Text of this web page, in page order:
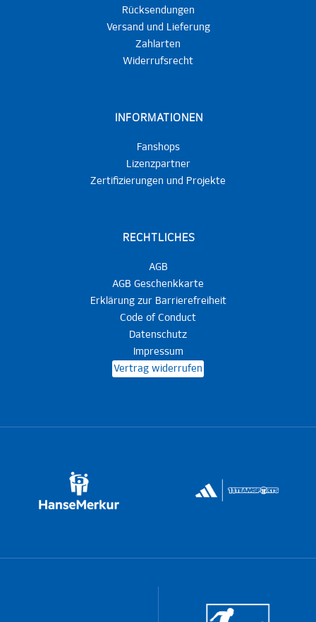
Rücksendungen
Versand und Lieferung
Zahlarten
Widerrufsrecht
INFORMATIONEN
Fanshops
Lizenzpartner
Zertifizierungen und Projekte
RECHTLICHES
AGB
AGB Geschenkkarte
Erklärung zur Barrierefreiheit
Code of Conduct
Datenschutz
Impressum
Vertrag widerrufen